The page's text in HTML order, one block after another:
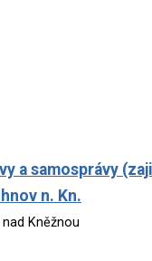
a samosprávy
n. Kn.
Kněžnou